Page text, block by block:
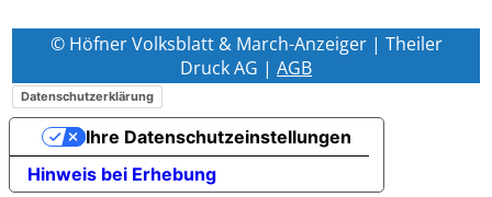
© Höfner Volksblatt & March-Anzeiger | Theiler
Druck AG | AGB
Datenschutzerklärung
Hinweis bei Erhebung
Ihre Datenschutzeinstellungen